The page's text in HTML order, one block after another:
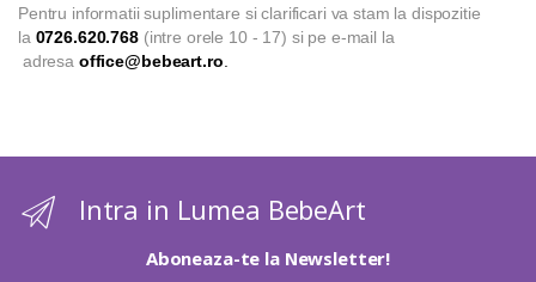
Pentru informatii suplimentare si clarificari va stam la dispozitie
la 0726.620.768 (intre orele 10 - 17) si pe e-mail la
adresa office@bebeart.ro
Intra in Lumea BebeArt
Aboneaza-te la Newsletter!